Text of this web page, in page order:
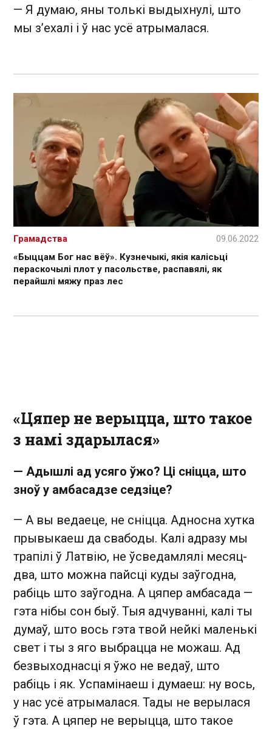
— Я думаю, яны толькі выдыхнулі, што
мы з’ехалі і ў нас усё атрымалася.
«Быццам Бог нас вёў». Кузнечыкі, якія калісьці
пераскочылі плот у пасольстве, распавялі, як
перайшлі мяжу праз лес
Грамадства 09.06.2022
«Цяпер не верыцца, што такое
з намі здарылася»
— Адышлі ад усяго ўжо? Ці сніцца, што
зноў у амбасадзе седзіце?
— А вы ведаеце, не сніцца. Адносна хутка
прывыкаеш да свабоды. Калі адразу мы
трапілі ў Латвію, не ўсведамлялі месяц-
два, што можна пайсці куды заўгодна,
рабіць што заўгодна. А цяпер амбасада —
гэта нібы сон быў. Тыя адчуванні, калі ты
думаў, што вось гэта твой нейкі маленькі
свет і ты з яго выбрацца не можаш. Ад
безвыходнасці я ўжо не ведаў, што
рабіць і як. Успамінаеш і думаеш: ну вось,
у нас усё атрымалася. Тады не верылася
ў гэта. А цяпер не верыцца, што такое